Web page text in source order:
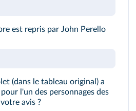
est repris par John Perello
(dans le tableau original) a
l'un des personnages des
avis ?